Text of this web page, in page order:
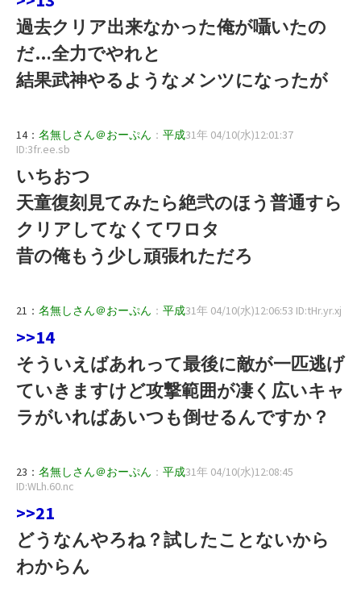
過去クリア出来なかった俺が囁いたの
だ…全力でやれと
結果武神やるようなメンツになったが
14： 名無しさん＠おーぷん ： 平成31年 04/10(水)12:01:37
ID:3fr.ee.sb
いちおつ
天童復刻見てみたら絶弐のほう普通すら
クリアしてなくてワロタ
昔の俺もう少し頑張れただろ
21： 名無しさん＠おーぷん ： 平成31年 04/10(水)12:06:53 ID:tHr.yr.xj
>>14
そういえばあれって最後に敵が一匹逃げ
ていきますけど攻撃範囲が凄く広いキャ
ラがいればあいつも倒せるんですか？
23： 名無しさん＠おーぷん ： 平成31年 04/10(水)12:08:45
ID:WLh.60.nc
>>21
どうなんやろね？試したことないから
わからん